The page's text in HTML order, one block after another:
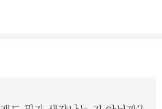
음 편할 날 없는 후유키, 남모르는